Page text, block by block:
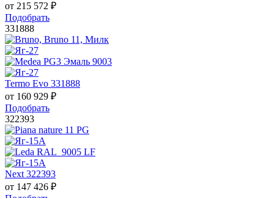
от 215 572 ₽
Подобрать
331888
Termo Evo 331888
от 160 929 ₽
Подобрать
322393
Next 322393
от 147 426 ₽